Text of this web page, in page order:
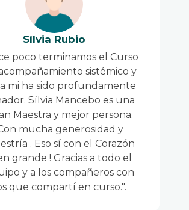
Sílvia Rubio
poco terminamos el Curso
sistémico y
mi ha sido profundamente
Sílvia Mancebo es una
Maestra y mejor persona.
mucha generosidad y
. Eso sí con el Corazón
grande ! Gracias a todo el
y a los compañeros con
que compartí en curso.".